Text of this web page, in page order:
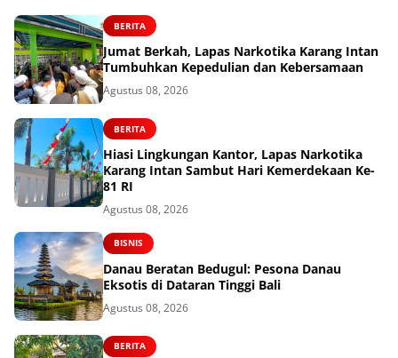
BERITA
Jumat Berkah, Lapas Narkotika Karang Intan
Tumbuhkan Kepedulian dan Kebersamaan
Agustus 08, 2026
BERITA
Hiasi Lingkungan Kantor, Lapas Narkotika
Karang Intan Sambut Hari Kemerdekaan Ke-
81 RI
Agustus 08, 2026
BISNIS
Danau Beratan Bedugul: Pesona Danau
Eksotis di Dataran Tinggi Bali
Agustus 08, 2026
BERITA